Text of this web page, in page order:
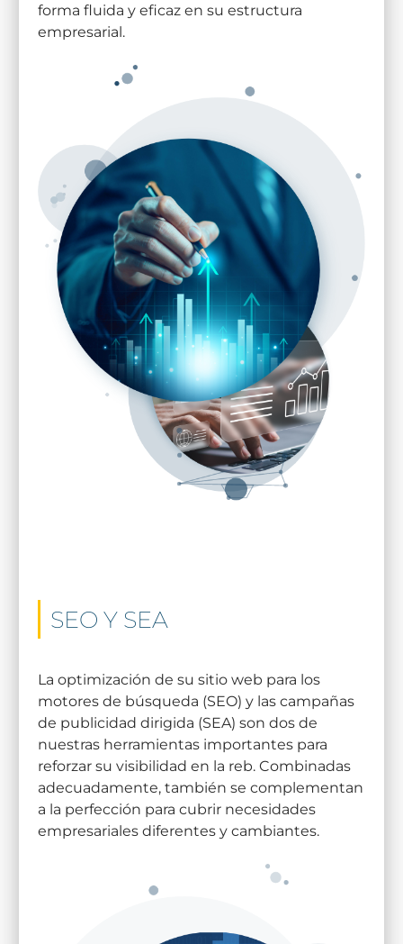
forma fluida y eficaz en su estructura
empresarial.
SEO Y SEA
La optimización de su sitio web para los
motores de búsqueda (SEO) y las campañas
de publicidad dirigida (SEA) son dos de
nuestras herramientas importantes para
reforzar su visibilidad en la reb. Combinadas
adecuadamente, también se complementan
a la perfección para cubrir necesidades
empresariales diferentes y cambiantes.